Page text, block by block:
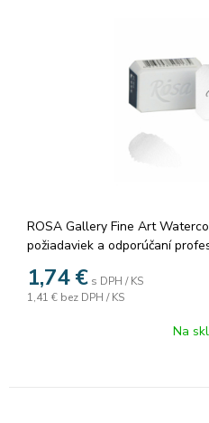
ROSA Gallery Fine Art
požiadaviek a odporúčaní
Akvarelové farby sú vyrábané
vysoko kvalitných organických
mletých pigmentov, ktorá
farby. Rosa akvarelové farby
1,74 € s DPH / KS
1,41 € bez DPH / KS
Na